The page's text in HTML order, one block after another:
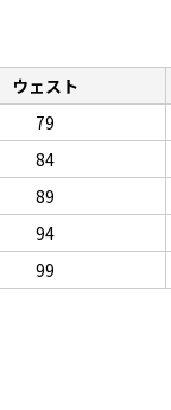
ウェスト
79
84
89
94
99